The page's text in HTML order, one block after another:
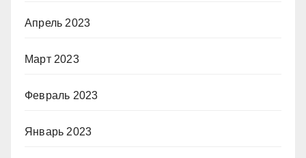
Апрель 2023
Март 2023
Февраль 2023
Январь 2023